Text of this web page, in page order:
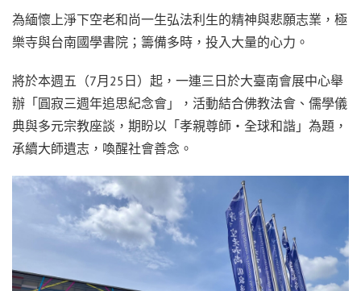
為緬懷上淨下空老和尚一生弘法利生的精神與悲願志業，極
樂寺與台南國學書院；籌備多時，投入大量的心力。
將於本週五（7月25日）起，一連三日於大臺南會展中心舉
辦「圓寂三週年追思紀念會」，活動結合佛教法會、儒學儀
典與多元宗教座談，期盼以「孝親尊師・全球和諧」為題，
承續大師遺志，喚醒社會善念。